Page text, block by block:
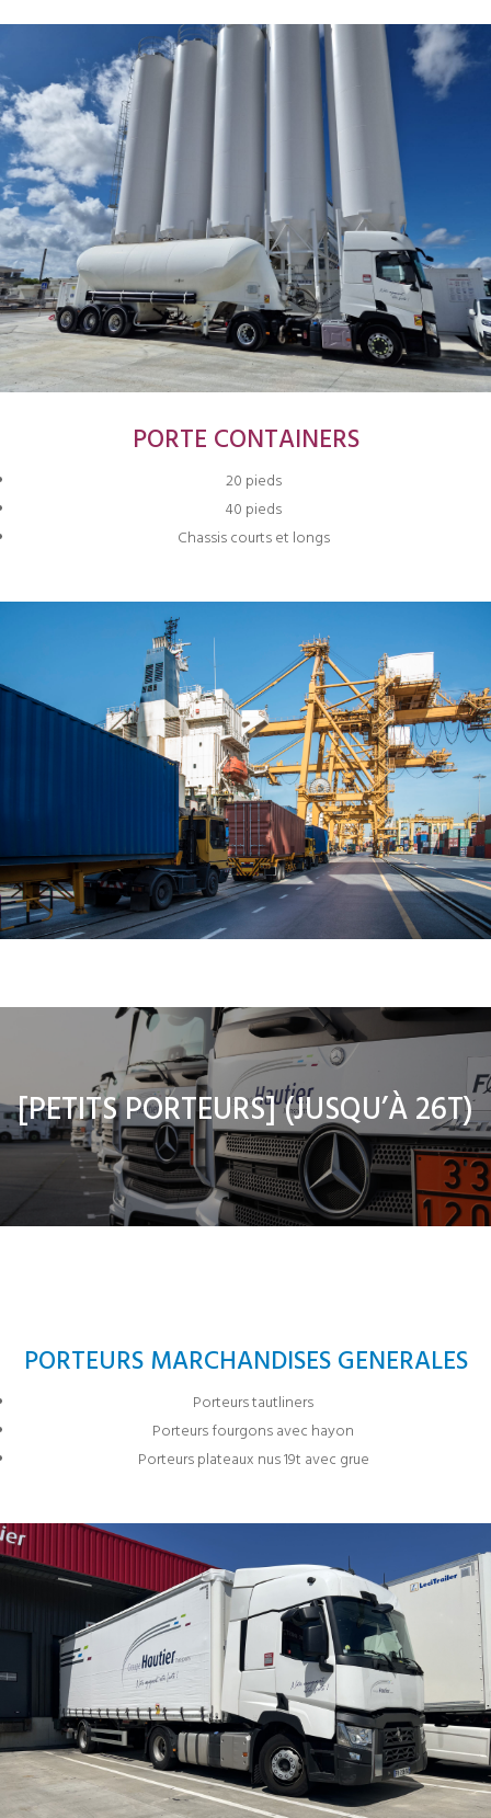
PORTE CONTAINERS
20 pieds
40 pieds
Chassis courts et longs
[PETITS PORTEURS] (JUSQU’À 26T)
PORTEURS MARCHANDISES GENERALES
Porteurs tautliners
Porteurs fourgons avec hayon
Porteurs plateaux nus 19t avec grue